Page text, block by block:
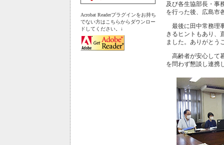
Acrobat Readerプラグインをお持ち
でない方はこちらからダウンロー
ドしてください。↓
及び各生協部長・事
を行った後、広島市
最後に田中常務理
きるヒントもあり、
ました。ありがとう
高齢者が安心して
を問わず懇談し連携